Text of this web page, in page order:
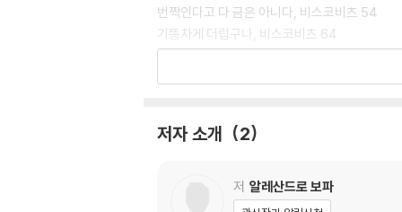
번쩍인다고 다 금은 아니다, 비스코비츠 54
기똥차게 더럽구나, 비스코비츠 64
길을 찾아냈구나, 비스코비츠 72
이름이 나쁘구나, 비스코비츠 102
마음의 안정을 찾았구나, 비스코비츠 116
어쩜 그 모양이니, 비스코비츠 137
저자 소개 2
저 알레산드로 보파